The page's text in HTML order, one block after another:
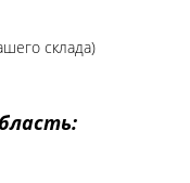
склада)